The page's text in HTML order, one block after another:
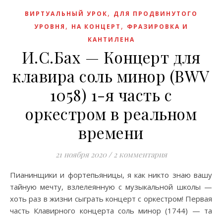
ВИРТУАЛЬНЫЙ УРОК, ДЛЯ ПРОДВИНУТОГО
УРОВНЯ , НА КОНЦЕРТ , ФРАЗИРОВКА И
КАНТИЛЕНА
И.С.Бах — Концерт для
клавира соль минор (BWV
1058) 1-я часть с
оркестром в реальном
времени
21 ноября 2020 / 2 комментария
Пианинщики и фортепьяницы, я как никто знаю вашу
тайную мечту, взлелеянную с музыкальной школы —
хоть раз в жизни сыграть концерт с оркестром! Первая
часть Клавирного концерта соль минор (1744) — та